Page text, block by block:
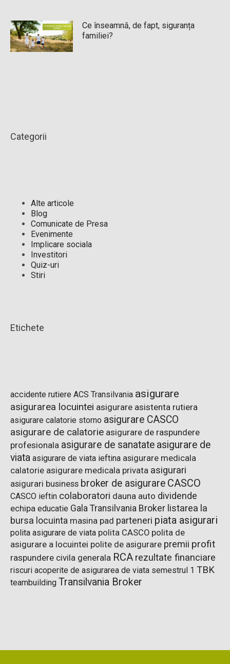
Ce înseamnă, de fapt, siguranța
familiei?
Categorii
Alte articole
Blog
Comunicate de Presa
Evenimente
Implicare sociala
Investitori
Quiz-uri
Stiri
Etichete
accidente rutiere ACS Transilvania asigurare
asigurarea locuintei asigurare asistenta rutiera
asigurare calatorie storno asigurare CASCO
asigurare de calatorie asigurare de raspundere
profesionala asigurare de sanatate asigurare de
viata asigurare de viata ieftina asigurare medicala
calatorie asigurare medicala privata asigurari
asigurari business broker de asigurare CASCO
CASCO ieftin colaboratori dauna auto dividende
echipa educatie Gala Transilvania Broker listarea la
bursa locuinta masina pad parteneri piata asigurari
polita asigurare de viata polita CASCO polita de
asigurare a locuintei polite de asigurare premii profit
raspundere civila generala RCA rezultate financiare
riscuri acoperite de asigurarea de viata semestrul 1 TBK
teambuilding Transilvania Broker